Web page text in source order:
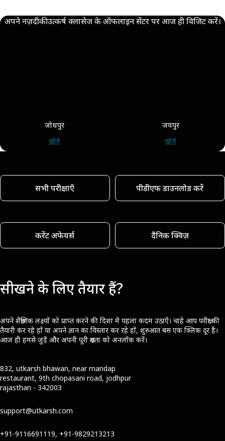
अपने नज़दीकी उत्कर्ष क्लासेज के ऑफलाइन सेंटर पर आज ही विजिट करें।
जोधपुर
खोजें
जयपुर
खोजें
सभी परीक्षाएँ पीडीएफ डाउनलोड करें
करेंट अफेयर्स दैनिक क्विज़
सीखने के लिए तैयार हैं?
अपने शैक्षणिक लक्ष्यों को प्राप्त करने की दिशा में पहला कदम उठाएँ। चाहे आप परीक्षा की
तैयारी कर रहे हों या अपने ज्ञान का विस्तार कर रहे हों, शुरुआत बस एक क्लिक दूर है।
आज ही हमसे जुड़ें और अपनी पूरी क्षमता को अनलॉक करें।
832, utkarsh bhawan, near mandap
restaurant, 9th chopasani road, jodhpur
rajasthan - 342003
support@utkarsh.com
+91-9116691119, +91-9829213213